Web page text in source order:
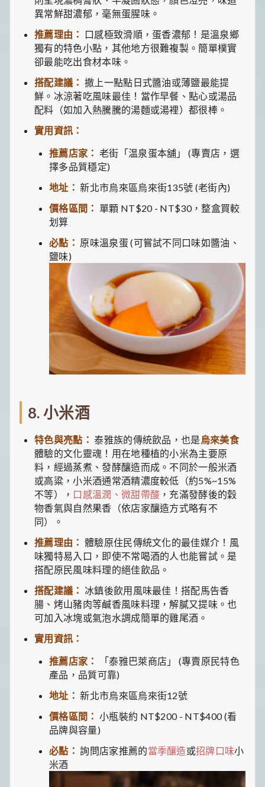
異常鮮甜濃郁，毫無蛋腥味。
推薦理由：
口感極致滑順，蛋香濃郁！是溫泉鄉
獨有的特色小點，其他地方很難複製。簡單樸實
卻最能吃出食材本味。
搭配建議： 撒上一點點日式醬油或薄鹽最能提
鮮。冰涼著吃風味最佳！當作早餐、點心或湯品
配料（如加入熱騰騰的湯麵或湯裡）都很棒。
實用資訊：
推薦店家： 老街「温泉蛋本舖」 (專賣店，選
擇多品質穩定)
地址： 新北市烏來區烏來街135號 (老街內)
價格區間： 單顆 NT$20 - NT$30，整盒買較
划算
必點： 原味溫泉蛋 (可嘗試不同口味如醬油、
鹽味)
8. 小米酒
特色與亮點： 泰雅族的傳統飲品，也是 烏來美食
體驗的文化靈魂！用在地種植的小米為主要原
料，經過蒸煮、發酵釀造而成。不同於一般米酒
或高粱，小米酒通常酒精濃度較低（約5%~15%
不等）， 口感溫潤、微甜帶酸 ，充滿發酵後的穀
物香氣與自然果香（依店家釀造方式略有不
同）。
推薦理由： 體驗原住民傳統文化的最佳媒介！風
味獨特易入口，即使不常喝酒的人也能嘗試。是
搭配原民風味料理的絕佳飲品。
搭配建議： 冰鎮後飲用風味最佳！搭配馬告香
腸、烤山豬肉等鹹香風味料理，解膩又提味。也
可加入冰塊或氣泡水調成簡單的雞尾酒。
實用資訊：
推薦店家：
「泰雅巴萊商店」 (專賣原民特色
產品，品質可靠)
地址： 新北市烏來區烏來街12號
價格區間： 小瓶裝約 NT$200 - NT$400 (看
品牌與容量)
必點： 詢問店家推薦的當季釀造或招牌口味小
米酒